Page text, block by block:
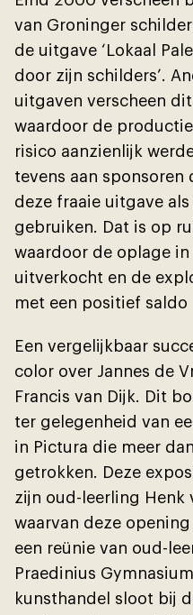
van Groninger
de uitgave ‘Lokaal
door zĳn schilders’.
uitgaven verscheen
waardoor de
risico aanzienlĳk
tevens aan
deze fraaie uitgave
gebruiken. Dat is op
waardoor de oplage in
uitverkocht en de
met een positief
Een vergelĳkbaar
color over Jannes de
Francis van Dĳk. Dit
ter gelegenheid van
in Pictura die meer
getrokken. Deze
zĳn oud-leerling Henk
waarvan deze
een reünie van oud-
Praedinius
kunsthandel sloot bĳ